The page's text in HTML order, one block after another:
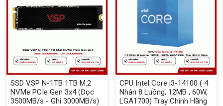
SSD VSP N-1TB 1TB M.2
NVMe PCIe Gen 3x4 (Đọc
3500MB/s - Ghi 3000MB/s)
CPU Intel Core i3-14100 ( 4
Nhân 8 Luồng, 12MB , 60W,
LGA1700) Tray Chính Hãng